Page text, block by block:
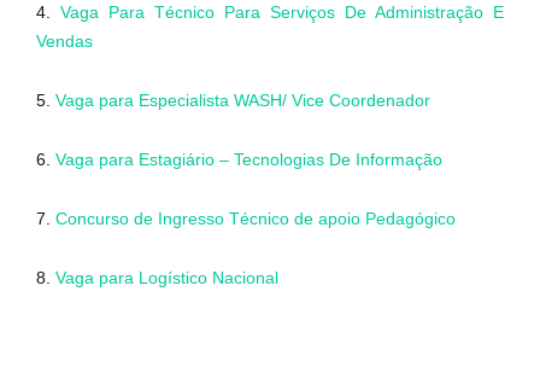
4. Vaga Para Técnico Para Serviços De Administração E
Vendas
5. Vaga para Especialista WASH/ Vice Coordenador
6. Vaga para Estagiário – Tecnologias De Informação
7. Concurso de Ingresso Técnico de apoio Pedagógico
8. Vaga para Logístico Nacional